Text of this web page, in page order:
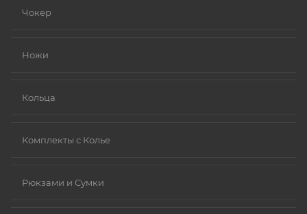
Чокер
Ножи
Кольца
Комплекты с Колье
Рюкзами и Сумки